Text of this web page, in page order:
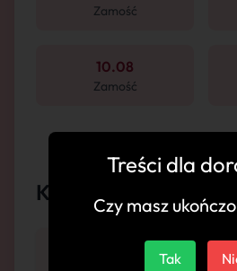
Zamość
10.08
Zamość
Komentarze
Treści dla
Czy masz
Tak